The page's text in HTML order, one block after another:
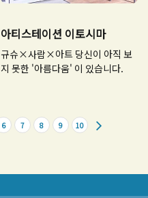
아티스테이션 이토시마
규슈×사람×아트 당신이 아직 보
지 못한 '아름다움' 이 있습니다.
6 7 8 9 10